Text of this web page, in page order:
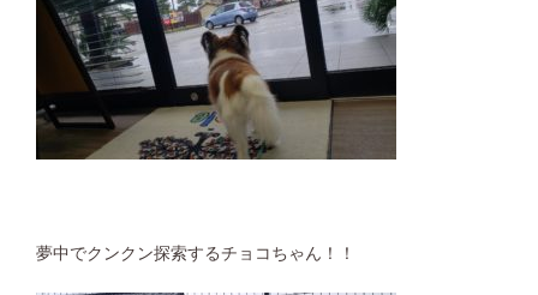
夢中でクンクン探索するチョコちゃん！！